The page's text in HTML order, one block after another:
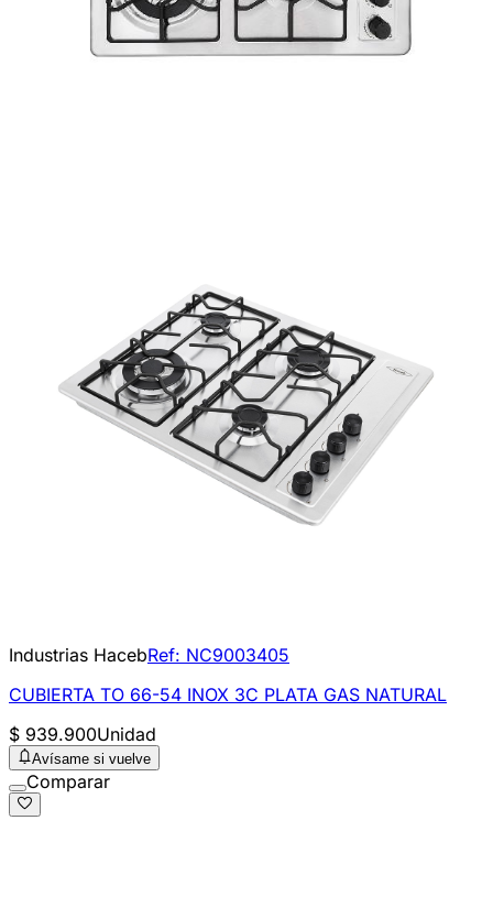
Industrias HacebRef: NC9003405
CUBIERTA TO 66-54 INOX 3C PLATA GAS NATURAL
$ 939.900Unidad
Avísame si vuelve
Comparar